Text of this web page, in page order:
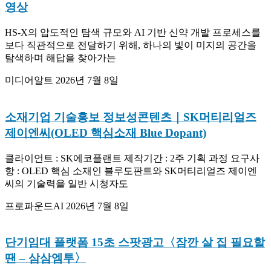
영상
HS-X의 압도적인 탐색 규모와 AI 기반 신약 개발 프로세스를
보다 직관적으로 전달하기 위해, 하나의 빛이 미지의 공간을
탐색하며 해답을 찾아가는
미디어알트 2026년 7월 8일
소재기업 기술홍보 정보성콘텐츠｜SK머티리얼즈
제이엔씨(OLED 핵심소재 Blue Dopant)
클라이언트 : SK에코플랜트 제작기간 : 2주 기획 과정 요구사
항 : OLED 핵심 소재인 블루도판트와 SK머티리얼즈 제이엔
씨의 기술력을 일반 시청자도
프로파운드AI 2026년 7월 8일
단기임대 플랫폼 15초 스팟광고〈잠깐 살 집 필요할
땐 – 삼삼엠투〉